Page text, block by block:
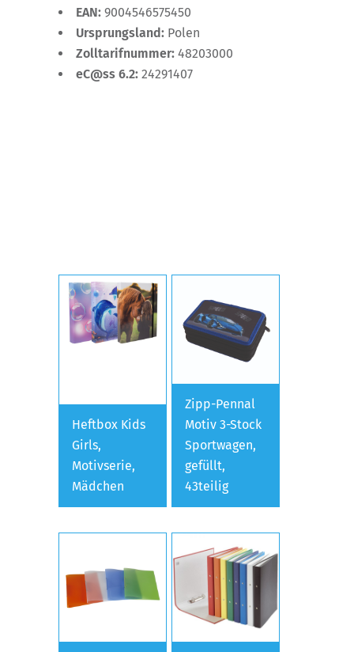
EAN: 9004546575450
Ursprungsland: Polen
Zolltarifnummer: 48203000
eC@ss 6.2: 24291407
Heftbox Kids
Girls,
Motivserie,
Mädchen
Zipp-Pennal
Motiv 3-Stock
Sportwagen,
gefüllt,
43teilig